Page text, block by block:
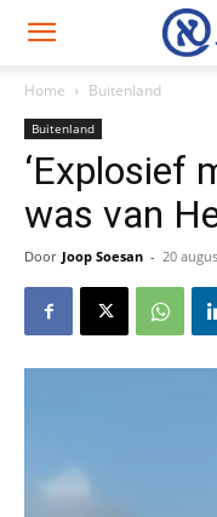
Home Buitenland
Buitenland
‘Explosief
was van
Door Joop Soesan - 20